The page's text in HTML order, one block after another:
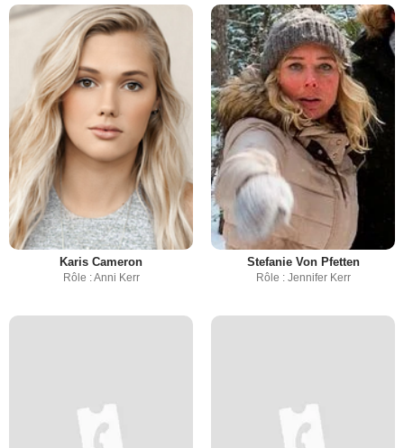
Karis Cameron
Rôle : Anni Kerr
Stefanie Von Pfetten
Rôle : Jennifer Kerr